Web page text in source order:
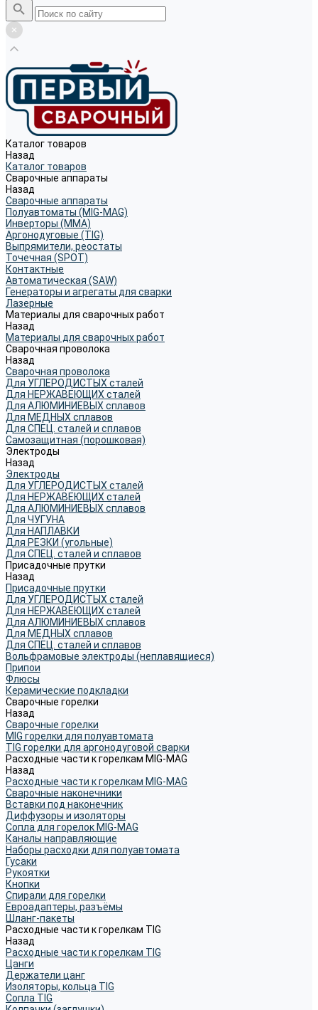
Каталог товаров
Назад
Каталог товаров
Сварочные аппараты
Назад
Сварочные аппараты
Полуавтоматы (MIG-MAG)
Инверторы (MMA)
Аргонодуговые (TIG)
Выпрямители, реостаты
Точечная (SPOT)
Контактные
Автоматическая (SAW)
Генераторы и агрегаты для сварки
Лазерные
Материалы для сварочных работ
Назад
Материалы для сварочных работ
Сварочная проволока
Назад
Сварочная проволока
Для УГЛЕРОДИСТЫХ сталей
Для НЕРЖАВЕЮЩИХ сталей
Для АЛЮМИНИЕВЫХ сплавов
Для МЕДНЫХ сплавов
Для СПЕЦ. сталей и сплавов
Самозащитная (порошковая)
Электроды
Назад
Электроды
Для УГЛЕРОДИСТЫХ сталей
Для НЕРЖАВЕЮЩИХ сталей
Для АЛЮМИНИЕВЫХ сплавов
Для ЧУГУНА
Для НАПЛАВКИ
Для РЕЗКИ (угольные)
Для СПЕЦ. сталей и сплавов
Присадочные прутки
Назад
Присадочные прутки
Для УГЛЕРОДИСТЫХ сталей
Для НЕРЖАВЕЮЩИХ сталей
Для АЛЮМИНИЕВЫХ сплавов
Для МЕДНЫХ сплавов
Для СПЕЦ. сталей и сплавов
Вольфрамовые электроды (неплавящиеся)
Припои
Флюсы
Керамические подкладки
Сварочные горелки
Назад
Сварочные горелки
MIG горелки для полуавтомата
TIG горелки для аргонодуговой сварки
Расходные части к горелкам MIG-MAG
Назад
Расходные части к горелкам MIG-MAG
Сварочные наконечники
Вставки под наконечник
Диффузоры и изоляторы
Сопла для горелок MIG-MAG
Каналы направляющие
Наборы расходки для полуавтомата
Гусаки
Рукоятки
Кнопки
Спирали для горелки
Евроадаптеры, разъёмы
Шланг-пакеты
Расходные части к горелкам TIG
Назад
Расходные части к горелкам TIG
Цанги
Держатели цанг
Изоляторы, кольца TIG
Сопла TIG